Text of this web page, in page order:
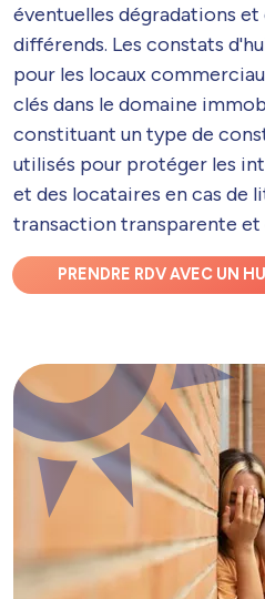
éventuelles dégradations et
différends. Les constats
pour les locaux
clés dans le domaine
constituant un type de
utilisés pour protéger les
et des locataires en cas de
transaction transparente et
PRENDRE RDV AVEC UN